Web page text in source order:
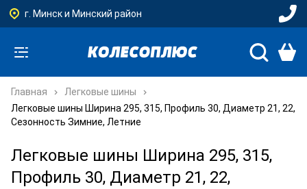
г. Минск и Минский район
Главная
Легковые шины
Легковые шины Ширина 295, 315, Профиль 30, Диаметр 21, 22,
Сезонность Зимние, Летние
Легковые шины Ширина 295, 315,
Профиль 30, Диаметр 21, 22,